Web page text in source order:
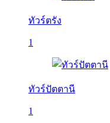
ทัวร์ตรัง
1
ทัวร์ปัตตานี
1